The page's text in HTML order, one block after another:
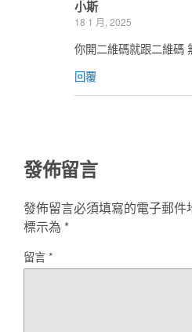
小斯
18 1 月, 2025
你開二維碼就跟二維碼
回覆
發佈留言
發佈留言必須填寫的電子郵件
標示為 *
留言*